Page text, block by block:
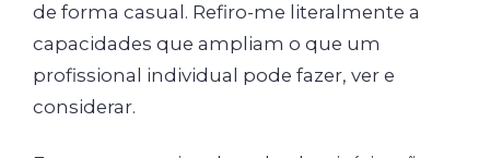
de forma casual. Refiro-me literalmente a
capacidades que ampliam o que um
profissional individual pode fazer, ver e
considerar.